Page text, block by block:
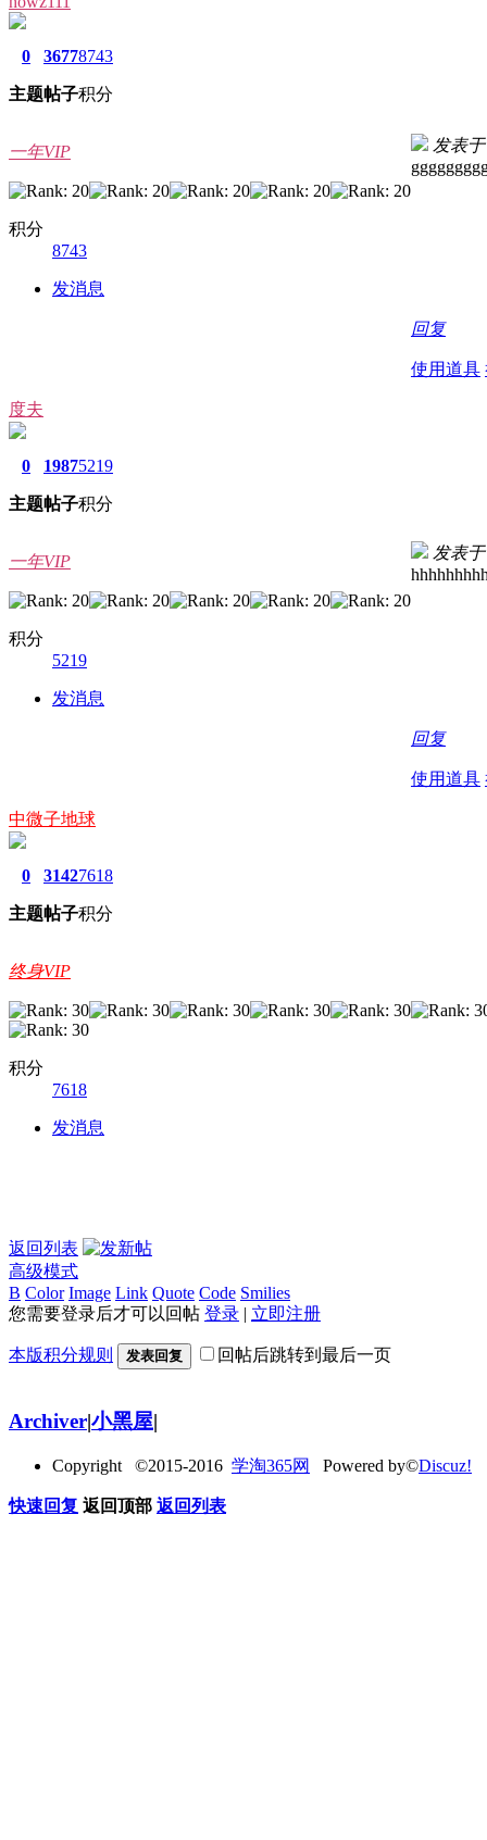
0
主题
3677
帖子
8743
积分
一年VIP
积分
8743
发消息
发表于
回复
使用道具
度夫
0
主题
1987
帖子
5219
积分
一年VIP
积分
5219
发消息
发表于
回复
使用道具
中微子地球
0
主题
3142
帖子
7618
积分
终身VIP
积分
7618
发消息
返回列表
高级模式
B Color Image Link Quote Code Smilies
您需要登录后才可以回帖 登录 | 立即注册
本版积分规则 发表回复 回帖后跳转到最后一页
Archiver|小黑屋|
Copyright ©2015-2016 学淘365网 Powered by©Discuz!
快速回复 返回顶部 返回列表